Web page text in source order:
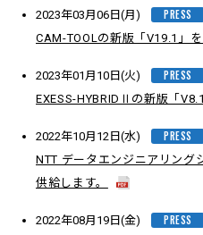
2023年03月06日(月) PRESS
CAM-TOOLの新版「V19.1」を
2023年01月10日(火) PRESS
EXESS-HYBRIDⅡの新版「
2022年10月12日(水) PRESS
NTT データエンジニアリング
供給します。
2022年08月19日(金) PRESS